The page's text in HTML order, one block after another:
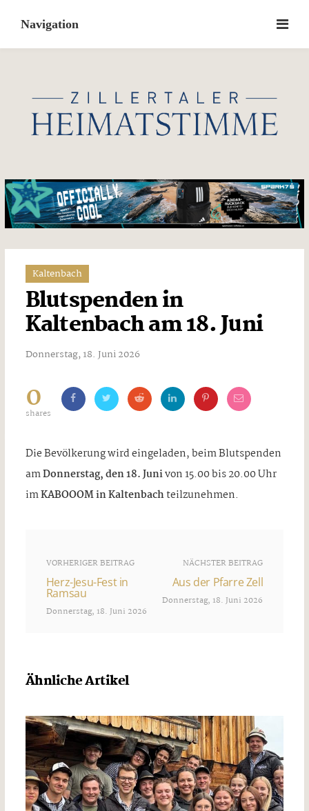
content
Kaltenbach
Blutspenden in
Kaltenbach am 18. Juni
Donnerstag, 18. Juni 2026
0
shares
Die Bevölkerung wird eingeladen, beim Blutspenden
amDonnerstag, den 18. Junivon 15.00 bis 20.00 Uhr
imKABOOOM in Kaltenbachteilzunehmen.
VORHERIGER BEITRAG
Herz-Jesu-Fest in
Ramsau
Donnerstag, 18. Juni 2026
NÄCHSTER BEITRAG
Aus der Pfarre Zell
Donnerstag, 18. Juni 2026
Ähnliche Artikel